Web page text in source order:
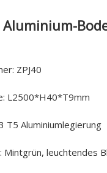
ZPJ40
L2500*H40*T9mm
T5 Aluminiumlegierung
leuchtendes